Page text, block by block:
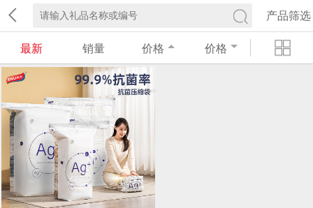
产品筛选
最新 销量 价格 价格